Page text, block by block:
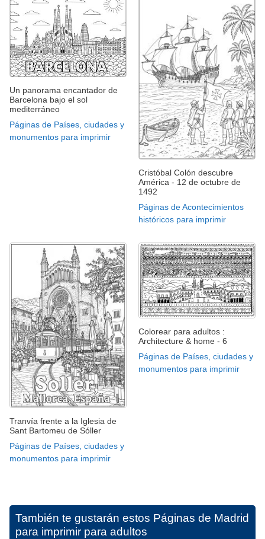
Un panorama encantador de
Barcelona bajo el sol
mediterráneo
Páginas de Países, ciudades y
monumentos para imprimir
Cristóbal Colón descubre
América - 12 de octubre de
1492
Páginas de Acontecimientos
históricos para imprimir
Tranvía frente a la Iglesia de
Sant Bartomeu de Sóller
Páginas de Países, ciudades y
monumentos para imprimir
Colorear para adultos :
Architecture & home - 6
Páginas de Países, ciudades y
monumentos para imprimir
También te gustarán estos Páginas de Madrid
para imprimir para adultos